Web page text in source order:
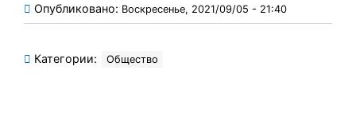
Опубликовано: Воскресенье, 2021/09/05 - 21:40
Категории: Общество